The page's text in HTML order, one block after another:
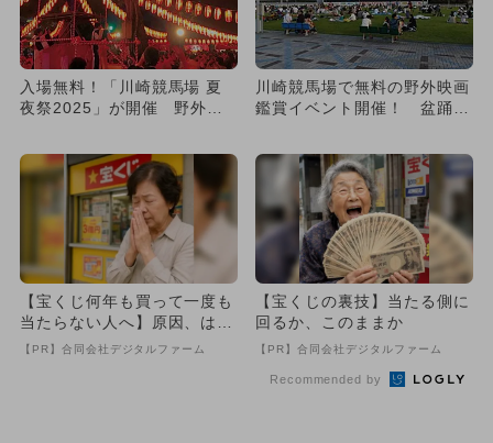
入場無料！「川崎競馬場 夏
夜祭2025」が開催 野外映
川崎競馬場で無料の野外映画
鑑賞イベント開催！ 盆踊り
【宝くじ何年も買って一度も
当たらない人へ】原因、はっ
きりしてます
【PR】合同会社デジタルファーム
【宝くじの裏技】当たる側に
回るか、このままか
【PR】合同会社デジタルファーム
Recommended by